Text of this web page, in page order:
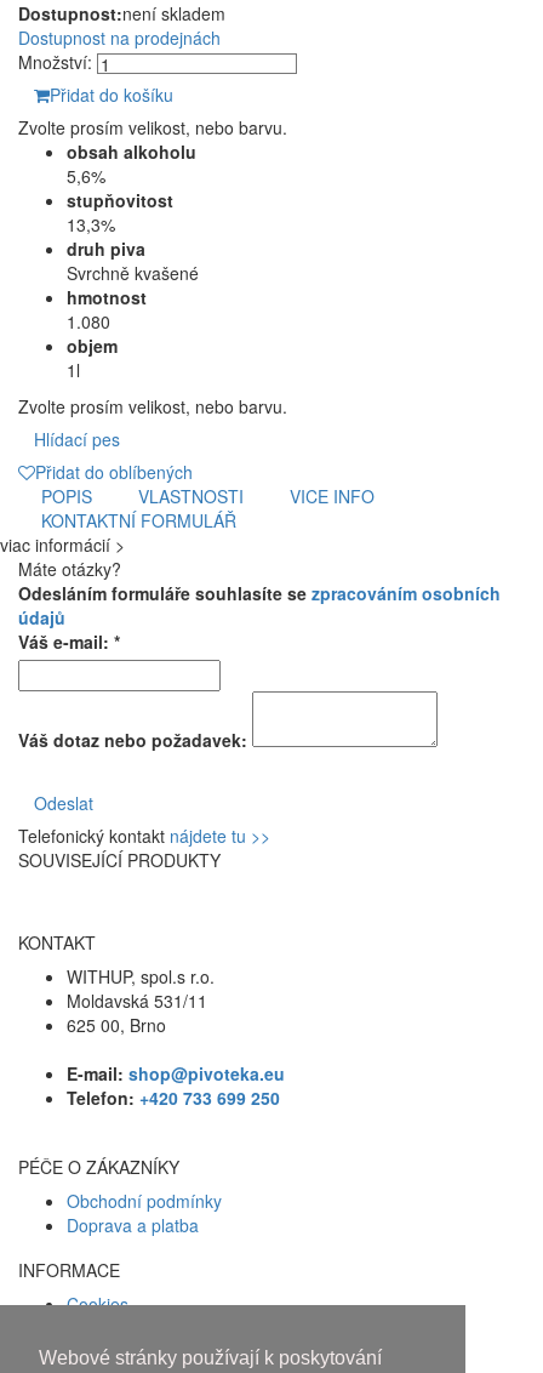
Webové stránky používají k poskytování
Dostupnost:není skladem
Dostupnost na prodejnách
Množství:
Přidat do košíku
Zvolte prosím velikost, nebo barvu.
obsah alkoholu
5,6%
stupňovitost
13,3%
druh piva
Svrchně kvašené
hmotnost
1.080
objem
1l
Zvolte prosím velikost, nebo barvu.
Hlídací pes
Přidat do oblíbených
POPIS
VLASTNOSTI
VICE INFO
KONTAKTNÍ FORMULÁŘ
viac informácií >
Máte otázky?
Odesláním formuláře souhlasíte se zpracováním osobních
údajů
Váš e-mail: *
Váš dotaz nebo požadavek:
Odeslat
Telefonický kontakt nájdete tu >>
SOUVISEJÍCÍ PRODUKTY
KONTAKT
WITHUP, spol.s r.o.
Moldavská 531/11
625 00, Brno
E-mail: shop@pivoteka.eu
Telefon: +420 733 699 250
PÉČE O ZÁKAZNÍKY
Obchodní podmínky
Doprava a platba
INFORMACE
Cookies